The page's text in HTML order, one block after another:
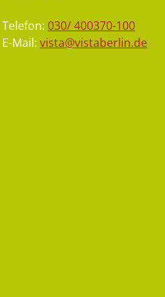
Telefon: 030/ 400370-100
E-Mail: vista@vistaberlin.de